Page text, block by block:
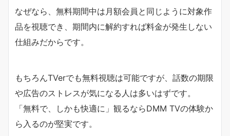
なぜなら、無料期間中は月額会員と同じように対象作
品を視聴でき、期間内に解約すれば料金が発生しない
仕組みだからです。
もちろんTVerでも無料視聴は可能ですが、話数の期限
や広告のストレスが気になる人は多いはずです。
「無料で、しかも快適に」観るならDMM TVの体験か
ら入るのが堅実です。